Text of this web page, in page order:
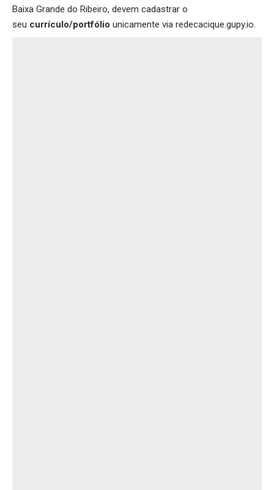
Baixa Grande do Ribeiro, devem cadastrar o
seu currículo/portfólio unicamente via redecacique.gupy.io